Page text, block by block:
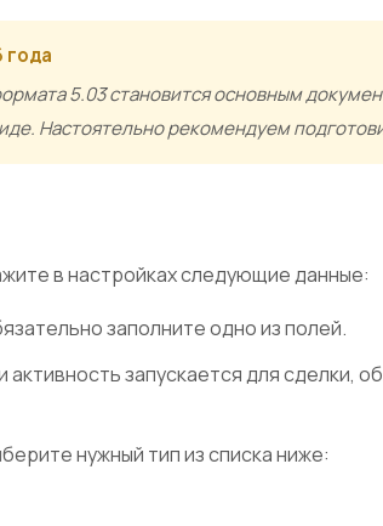
года
5.03 становится основным
Настоятельно рекомендуем
в настройках следующие данные:
заполните одно из полей.
активность запускается для сделки,
нужный тип из списка ниже: